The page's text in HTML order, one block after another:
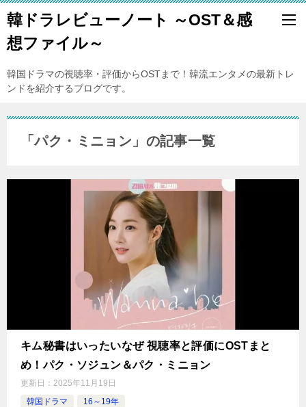
韓ドラレビューノート ～OST＆感
想ファイル～
韓国ドラマの視聴率・評価からOSTまで！韓流エンタメの最新トレ
ンドを紹介するブログです。
「パク・ミニョン」の記事一覧
キム秘書はいったいなぜ 視聴率と評価にOSTまと
め！パク・ソジュン＆パク・ミニョン
更新日： 2025年11月19日
韓国ドラマ
16～19年